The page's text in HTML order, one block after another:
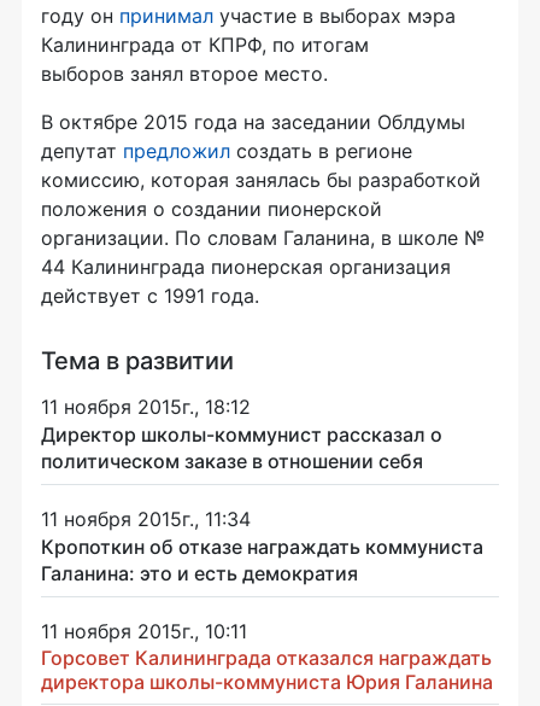
году он принимал участие в выборах мэра
Калининграда от КПРФ, по итогам
выборов занял второе место.
В октябре 2015 года на заседании Облдумы
депутат предложил создать в регионе
комиссию, которая занялась бы разработкой
положения о создании пионерской
организации. По словам Галанина, в школе №
44 Калининграда пионерская организация
действует с 1991 года.
Тема в развитии
11 ноября 2015г., 18:12
Директор школы-коммунист рассказал о
политическом заказе в отношении себя
11 ноября 2015г., 11:34
Кропоткин об отказе награждать коммуниста
Галанина: это и есть демократия
11 ноября 2015г., 10:11
Горсовет Калининграда отказался награждать
директора школы-коммуниста Юрия Галанина